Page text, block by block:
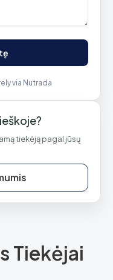
via Nutrada
tiekėją pagal jūsų
Tiekėjai